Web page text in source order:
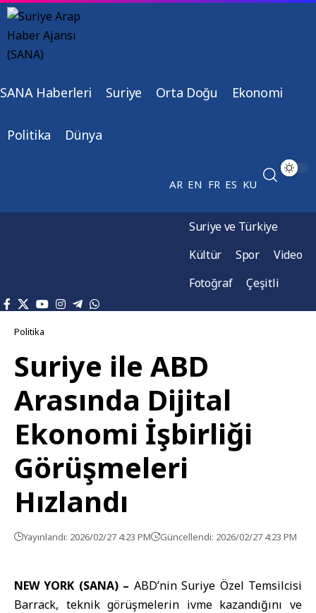
SANA Haberleri Suriye Orta Doğu Ekonomi
Politika Dünya
AR EN FR ES KU
Suriye ve Türkiye
Kültür
Spor
Video
Fotoğraf
Çeşitli
Politika
Suriye ile ABD
Arasında Dijital
Ekonomi İşbirliği
Görüşmeleri
Hızlandı
Yayınlandı: 2026/02/27 4:23 PM Güncellendi: 2026/02/27 4:23 PM
NEW YORK (SANA) – ABD’nin Suriye Özel Temsilcisi
Barrack, teknik görüşmelerin ivme kazandığını ve